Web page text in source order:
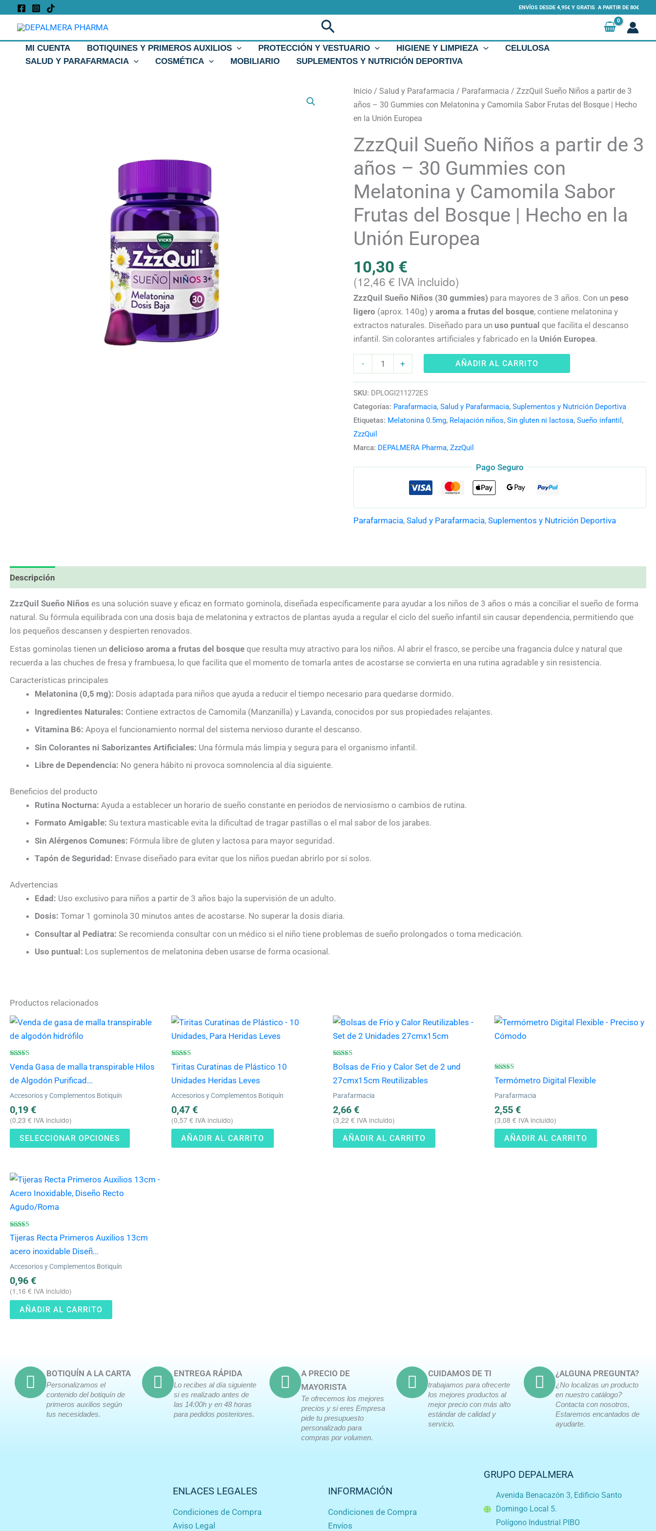
contenido
ENVÍOS DESDE 4,95€ Y GRATIS A PARTIR DE 80€
Buscar
MI CUENTA BOTIQUINES Y PRIMEROS AUXILIOS PROTECCIÓN Y VESTUARIO HIGIENE Y LIMPIEZA
CELULOSA
SALUD Y PARAFARMACIA
COSMÉTICA MOBILIARIO SUPLEMENTOS Y NUTRICIÓN DEPORTIVA
Inicio /Salud y Parafarmacia / Parafarmacia / ZzzQuil Sueño Niños a partir de 3
años – 30 Gummies con Melatonina y Camomila Sabor Frutas del Bosque | Hecho
en la Unión Europea
ZzzQuil Sueño Niños a partir de 3
años – 30 Gummies con
Melatonina y Camomila Sabor
Frutas del Bosque | Hecho en la
Unión Europea
10,30 €
(12,46€ IVA incluido)
ZzzQuil Sueño Niños (30 gummies) para mayores de 3 años. Con un peso
ligero (aprox. 140g) yaroma a frutas del bosque, contiene melatonina y
extractos naturales. Diseñado para un uso puntual que facilita el descanso
infantil. Sin colorantes artificiales y fabricado en la Unión Europea.
-
ZzzQuil
Sueño
Niños
partir
3
años
-
30
con
Camomila
Sabor
Frutas
del
Bosque
Hecho
la
Unión
Europea
cantidad
+ AÑADIR AL CARRITO
SKU: DPLOGI211272ES
Categorías: Parafarmacia,Salud y Parafarmacia,Suplementos y Nutrición Deportiva
Etiquetas: Melatonina 0.5mg, Relajación niños,Sin gluten ni lactosa,Sueño infantil ,
ZzzQuil
Marca: DEPALMERA Pharma,ZzzQuil
Pago Seguro
Parafarmacia,Salud y Parafarmacia,Suplementos y Nutrición Deportiva
Descripción
ZzzQuil Sueño Niños es una solución suave y eficaz en formato gominola, diseñada específicamente para ayudar a los niños de 3 años o más a conciliar el sueño de forma
natural. Su fórmula equilibrada con una dosis baja de melatonina y extractos de plantas ayuda a regular el ciclo del sueño infantil sin causar dependencia, permitiendo que
los pequeños descansen y despierten renovados.
Estas gominolas tienen un delicioso aroma a frutas del bosque que resulta muy atractivo para los niños. Al abrir el frasco, se percibe una fragancia dulce y natural que
recuerda a las chuches de fresa y frambuesa, lo que facilita que el momento de tomarla antes de acostarse se convierta en una rutina agradable y sin resistencia.
Características principales
Melatonina (0,5 mg): Dosis adaptada para niños que ayuda a reducir el tiempo necesario para quedarse dormido.
Ingredientes Naturales: Contiene extractos de Camomila (Manzanilla) y Lavanda, conocidos por sus propiedades relajantes.
Vitamina B6: Apoya el funcionamiento normal del sistema nervioso durante el descanso.
Sin Colorantes ni Saborizantes Artificiales: Una fórmula más limpia y segura para el organismo infantil.
Libre de Dependencia: No genera hábito ni provoca somnolencia al día siguiente.
Beneficios del producto
Rutina Nocturna: Ayuda a establecer un horario de sueño constante en periodos de nerviosismo o cambios de rutina.
Formato Amigable: Su textura masticable evita la dificultad de tragar pastillas o el mal sabor de los jarabes.
Sin Alérgenos Comunes: Fórmula libre de gluten y lactosa para mayor seguridad.
Tapón de Seguridad: Envase diseñado para evitar que los niños puedan abrirlo por sí solos.
Advertencias
Edad: Uso exclusivo para niños a partir de 3 años bajo la supervisión de un adulto.
Dosis: Tomar 1 gominola 30 minutos antes de acostarse. No superar la dosis diaria.
Consultar al Pediatra: Se recomienda consultar con un médico si el niño tiene problemas de sueño prolongados o toma medicación.
Uso puntual: Los suplementos de melatonina deben usarse de forma ocasional.
Productos relacionados
Valorado
con
4.80
de 5
Venda Gasa de malla transpirable Hilos
de Algodón Purificad...
Accesorios y Complementos Botiquín
0,19 €
(0,23 € IVA incluido)
SELECCIONAR OPCIONES
Este
múltiples
pueden
elegir
página
Valorado
con
4.83
de 5
Tiritas Curatinas de Plástico 10
Unidades Heridas Leves
Accesorios y Complementos Botiquín
0,47 €
(0,57 € IVA incluido)
AÑADIR AL CARRITO
Valorado
con
4.50
de 5
Bolsas de Frio y Calor Set de 2 und
27cmx15cm Reutilizables
Parafarmacia
2,66 €
(3,22 € IVA incluido)
AÑADIR AL CARRITO
Valorado
con
de 5
Termómetro Digital Flexible
Parafarmacia
2,55 €
(3,08 € IVA incluido)
AÑADIR AL CARRITO
Valorado
con
4.75
de 5
Tijeras Recta Primeros Auxilios 13cm
acero inoxidable Diseñ...
Accesorios y Complementos Botiquín
0,96 €
(1,16 € IVA incluido)
AÑADIR AL CARRITO
BOTIQUÍN A LA CARTA
Personalizamos el
contenido del botiquín de
primeros auxilios según
tus necesidades.
ENTREGA RÁPIDA
Lo recibes al día siguiente
si es realizado antes de
las 14:00h y en 48 horas
para pedidos posteriores.
A PRECIO DE
MAYORISTA
Te ofrecemos los mejores
precios y si eres Empresa
pide tu presupuesto
personalizado para
compras por volumen.
CUIDAMOS DE TI
trabajamos para ofrecerte
los mejores productos al
mejor precio con más alto
estándar de calidad y
servicio.
¿ALGUNA PREGUNTA?
¿No localizas un producto
en nuestro catálogo?
Contacta con nosotros,
Estaremos encantados de
ayudarte.
ENLACES LEGALES
Condiciones de Compra
Aviso Legal
INFORMACIÓN
Condiciones de Compra
Envíos
GRUPO DEPALMERA
Avenida Benacazón 3, Edificio Santo
Domingo Local 5.
Polígono Industrial PIBO